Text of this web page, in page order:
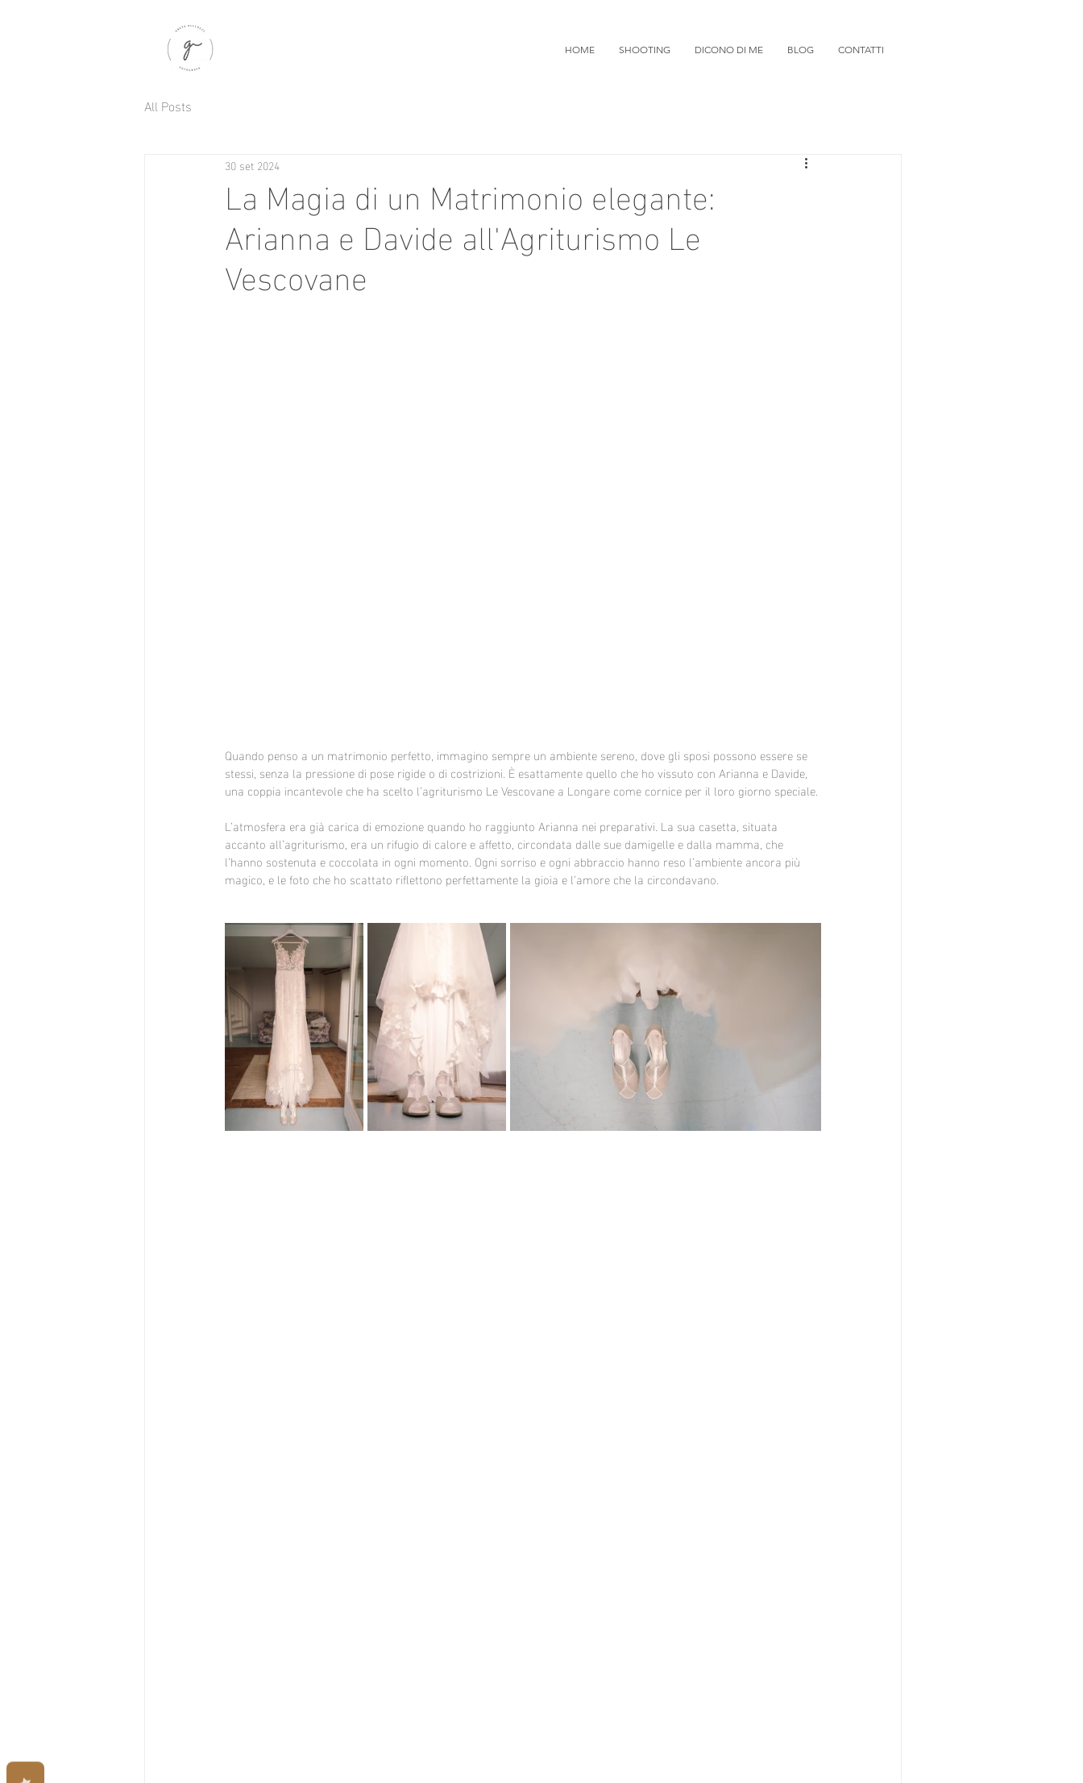
HOME SHOOTING DICONO DI ME BLOG CONTATTI
All Posts
La Magia di un Matrimonio elegante:
Arianna e Davide all'Agriturismo Le
Vescovane
30 set 2024
Quando penso a un matrimonio perfetto, immagino sempre un ambiente sereno, dove gli sposi possono essere se
stessi, senza la pressione di pose rigide o di costrizioni. È esattamente quello che ho vissuto con Arianna e Davide,
una coppia incantevole che ha scelto l’agriturismo Le Vescovane a Longare come cornice per il loro giorno speciale.
L’atmosfera era già carica di emozione quando ho raggiunto Arianna nei preparativi. La sua casetta, situata
accanto all’agriturismo, era un rifugio di calore e affetto, circondata dalle sue damigelle e dalla mamma, che
l’hanno sostenuta e coccolata in ogni momento. Ogni sorriso e ogni abbraccio hanno reso l’ambiente ancora più
magico, e le foto che ho scattato riflettono perfettamente la gioia e l’amore che la circondavano.